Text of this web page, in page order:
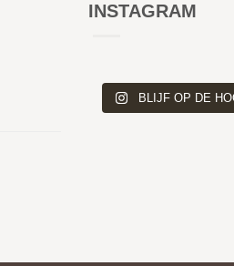
INSTAGRAM
🍷 Nieuwe
BLIJF OP DE